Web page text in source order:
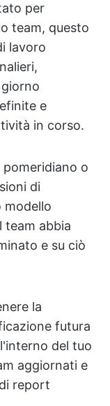
per
team, questo
lavoro
e
in corso.
o
di
modello
team abbia
e su ciò
la
futura
del tuo
aggiornati e
report